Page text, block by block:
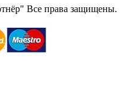
Все права защищены.